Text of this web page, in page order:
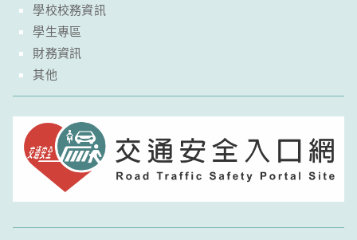
學校校務資訊
學生專區
財務資訊
其他